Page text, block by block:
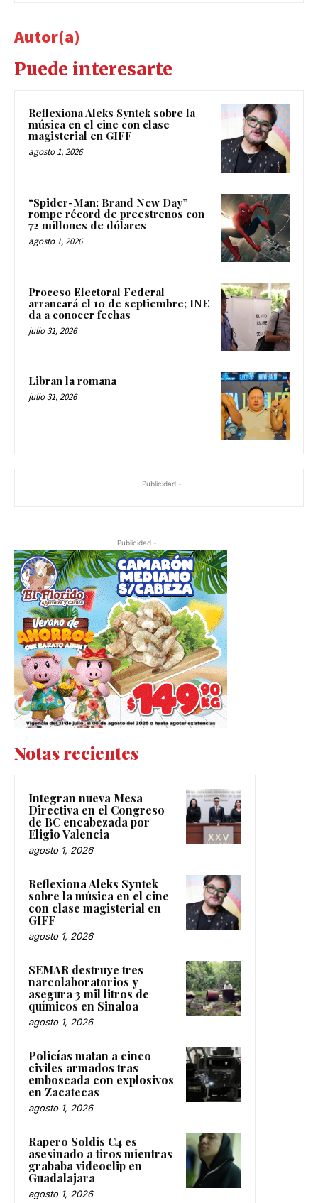
Autor(a)
Puede interesarte
Reflexiona Aleks Syntek sobre la
música en el cine con clase
magisterial en GIFF
agosto 1, 2026
“Spider-Man: Brand New Day”
rompe récord de preestrenos con
72 millones de dólares
agosto 1, 2026
Proceso Electoral Federal
arrancará el 10 de septiembre; INE
da a conocer fechas
julio 31, 2026
Libran la romana
julio 31, 2026
- Publicidad -
-Publicidad -
Notas recientes
Integran nueva Mesa
Directiva en el Congreso
de BC encabezada por
Eligio Valencia
agosto 1, 2026
Reflexiona Aleks Syntek
sobre la música en el cine
con clase magisterial en
GIFF
agosto 1, 2026
SEMAR destruye tres
narcolaboratorios y
asegura 3 mil litros de
químicos en Sinaloa
agosto 1, 2026
Policías matan a cinco
civiles armados tras
emboscada con explosivos
en Zacatecas
agosto 1, 2026
Rapero Soldis C4 es
asesinado a tiros mientras
grababa videoclip en
Guadalajara
agosto 1, 2026